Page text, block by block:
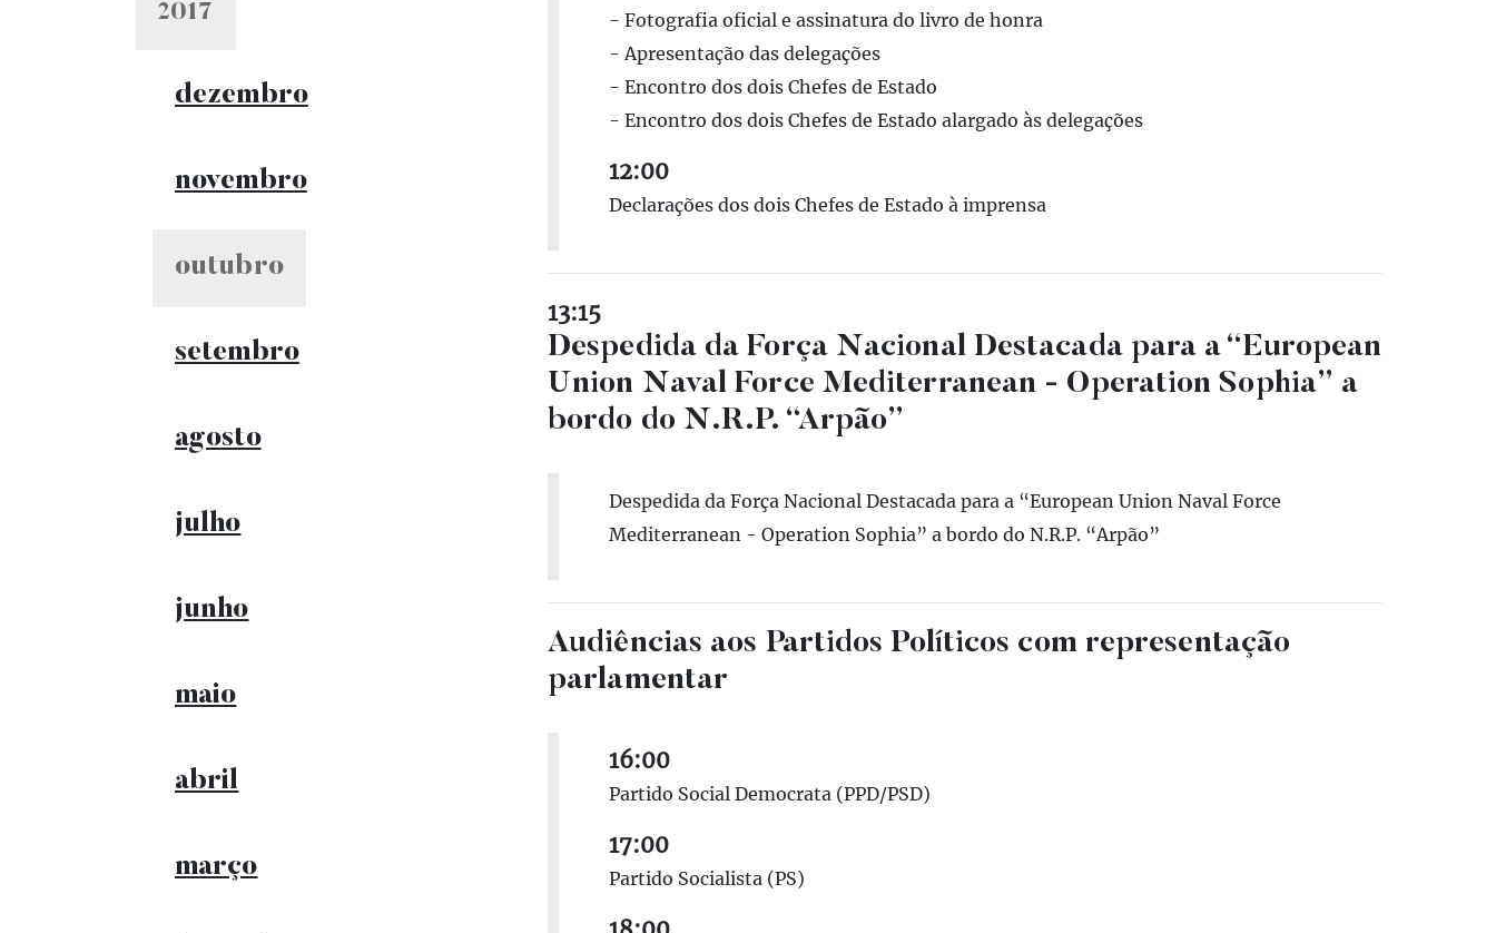
2017
dezembro
novembro
outubro
setembro
agosto
julho
junho
maio
abril
março
- Fotografia oficial e assinatura do livro de honra
- Apresentação das delegações
- Encontro dos dois Chefes de Estado
- Encontro dos dois Chefes de Estado alargado às delegações
12:00
Declarações dos dois Chefes de Estado à imprensa
13:15
Despedida da Força Nacional Destacada para a “European
Union Naval Force Mediterranean - Operation Sophia” a
bordo do N.R.P. “Arpão”
Despedida da Força Nacional Destacada para a “European Union Naval Force
Mediterranean - Operation Sophia” a bordo do N.R.P. “Arpão”
Audiências aos Partidos Políticos com representação
parlamentar
16:00
Partido Social Democrata (PPD/PSD)
17:00
Partido Socialista (PS)